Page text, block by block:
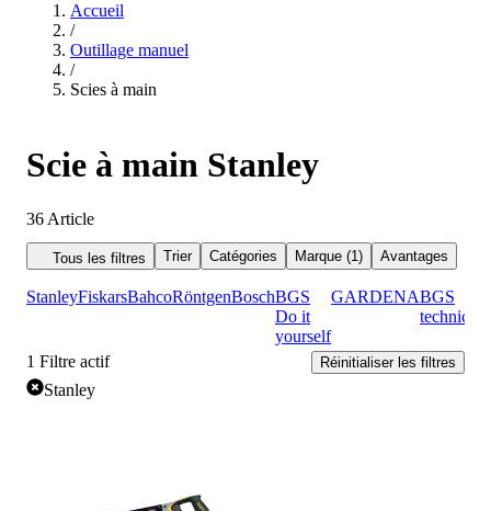
Accueil
/
Outillage manuel
/
Scies à main
Scie à main Stanley
36 Article
Tous les filtres Trier Catégories Marque (1) Avantages
StanleyFiskarsBahcoRöntgenBoschBGS
Do it
yourself
GARDENABGS
technic
1 Filtre actif Réinitialiser les filtres
Stanley